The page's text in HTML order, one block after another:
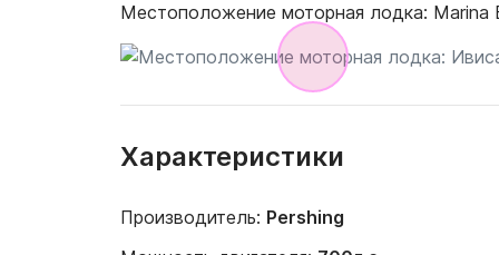
Местоположение моторная лодка: Marina
Характеристики
Производитель: Pershing